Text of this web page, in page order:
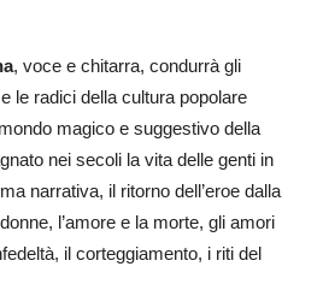
, voce e chitarra, condurrà gli
le radici della cultura popolare
magico e suggestivo della
nei secoli la vita delle genti in
narrativa, il ritorno dell’eroe dalla
l’amore e la morte, gli amori
il corteggiamento, i riti del